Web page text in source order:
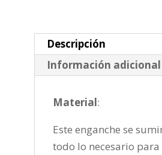
cantidad
Descripción
Información adicional
Material:
Este enganche se
todo lo necesario para